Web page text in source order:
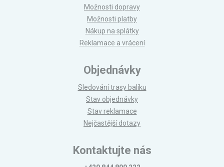
Možnosti dopravy
Možnosti platby
Nákup na splátky
Reklamace a vrácení
Objednávky
Sledování trasy balíku
Stav objednávky
Stav reklamace
Nejčastější dotazy
Kontaktujte nás